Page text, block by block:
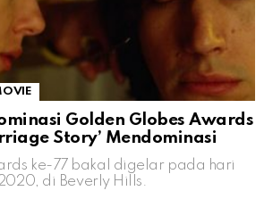
Golden Globes Awards
Story’ Mendominasi
ke-77 bakal digelar pada hari
di Beverly Hills.